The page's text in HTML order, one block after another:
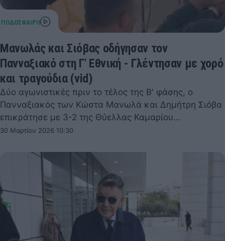
Μανωλάς και Σιόβας οδήγησαν τον
Πανναξιακό στη Γ' Εθνική - Γλέντησαν με χορό
και τραγούδια (vid)
Δύο αγωνιστικές πριν το τέλος της Β' φάσης, ο
Πανναξιακός των Κώστα Μανωλά και Δημήτρη Σιόβα
επικράτησε με 3-2 της Θύελλας Καμαρίου…
30 Μαρτίου 2026 10:30